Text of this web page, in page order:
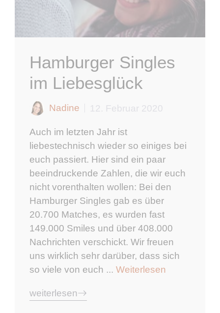
Hamburger Singles
im Liebesglück
Nadine 12. Februar 2020
Auch im letzten Jahr ist
liebestechnisch wieder so einiges bei
euch passiert. Hier sind ein paar
beeindruckende Zahlen, die wir euch
nicht vorenthalten wollen: Bei den
Hamburger Singles gab es über
20.700 Matches, es wurden fast
149.000 Smiles und über 408.000
Nachrichten verschickt. Wir freuen
uns wirklich sehr darüber, dass sich
so viele von euch ... Weiterlesen
weiterlesen